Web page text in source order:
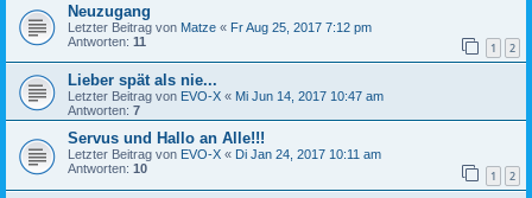
Neuzugang
Letzter Beitrag von Matze « Fr Aug 25, 2017 7:12 pm
Antworten: 11 1 2
Lieber spät als nie...
Letzter Beitrag von EVO-X « Mi Jun 14, 2017 10:47 am
Antworten: 7
Servus und Hallo an Alle!!!
Letzter Beitrag von EVO-X « Di Jan 24, 2017 10:11 am
Antworten: 10 1 2